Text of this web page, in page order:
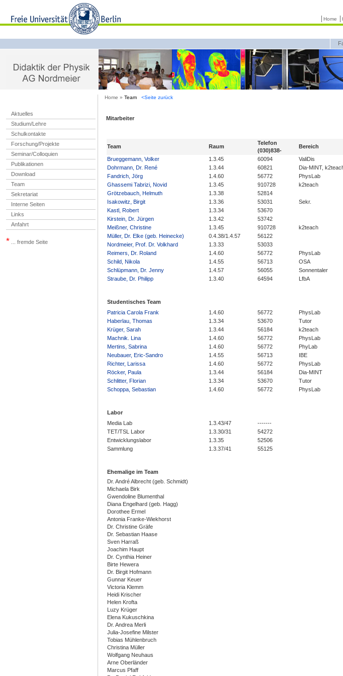
Home
Aktuelles
Studium/Lehre
Schulkontakte
Forschung/Projekte
Seminar/Colloquien
Publikationen
Download
Team
Sekretariat
Interne Seiten
Links
Anfahrt
* ... fremde Seite
Home » Team <Seite zurück
Mitarbeiter
Team Raum
Telefon
(030)838-
Bereich
Brueggemann, Volker 1.3.45 60094 ValiDis
Dohrmann, Dr. René
1.3.44 60821 Dia-MINT,
Fandrich, Jörg
1.4.60 56772
PhysLab
Ghassemi Tabrizi, Novid
1.3.45 910728 k2teach
Grötzebauch, Helmuth
1.3.38
52814
Isakowitz, Birgit
1.3.36 53031 Sekr.
Kastl, Robert
1.3.34
53670
Kirstein, Dr. Jürgen
1.3.42
53742
Meißner, Christine
1.3.45 910728 k2teach
Müller, Dr. Elke (geb. Heinecke)
0.4.38/1.4.57 56122
Nordmeier, Prof. Dr. Volkhard
1.3.33
53033
Reimers, Dr. Roland
1.4.60 56772 PhysLab
Schild, Nikola
1.4.55 56713 OSA
Schlüpmann, Dr. Jenny
1.4.57 56055
Sonnentaler
Straube, Dr. Philipp
1.3.40 64594 LfbA
Studentisches Team
Patricia Carola Frank
1.4.60 56772
PhysLab
Haberlau, Thomas
1.3.34 53670 Tutor
Krüger, Sarah
1.3.44 56184 k2teach
Machnik. Lina
1.4.60 56772 PhysLab
Mertins, Sabrina
1.4.60 56772 PhyLab
Neubauer, Eric-Sandro
1.4.55 56713 IBE
Richter, Larissa
1.4.60 56772
PhysLab
Röcker, Paula
1.3.44 56184 Dia-MINT
Schlitter, Florian
1.3.34 53670 Tutor
Schoppa, Sebastian
1.4.60 56772 PhysLab
Labor
Media Lab
1.3.43/47
-------
TET/TSL Labor
1.3.30/31
54272
Entwicklungslabor
1.3.35
52506
Sammlung
1.3.37/41 55125
Ehemalige im Team
Dr. André Albrecht (geb. Schmidt)
Michaela Birk
Gwendoline Blumenthal
Diana Engelhard (geb. Hagg)
Dorothee Ermel
Antonia Franke-Wiekhorst
Dr. Christine Gräfe
Dr. Sebastian Haase
Sven Harraß
Joachim Haupt
Dr. Cynthia Heiner
Birte Hewera
Dr. Birgit Hofmann
Gunnar Keuer
Victoria Klemm
Heidi Krischer
Helen Krofta
Luzy Krüger
Elena Kukuschkina
Dr. Andrea Merli
Julia-Josefine Milster
Tobias Mühlenbruch
Christina Müller
Wolfgang Neuhaus
Arne Oberländer
Marcus Pfaff